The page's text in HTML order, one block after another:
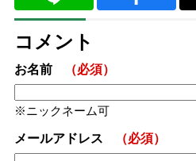
コメント
お名前 （必須）
ニックネーム可
メールアドレス （必須）